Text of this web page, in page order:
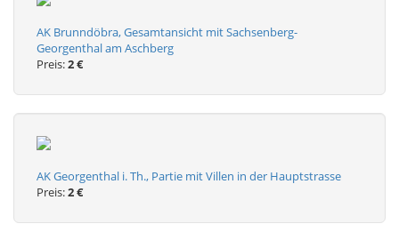
AK Brunndöbra, Gesamtansicht mit Sachsenberg-
Georgenthal am Aschberg
Preis:2 €
AK Georgenthal i. Th., Partie mit Villen in der Hauptstrasse
Preis:2 €